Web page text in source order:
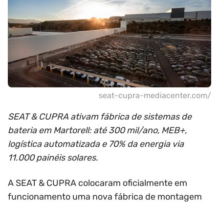
seat-cupra-mediacenter.com/
SEAT & CUPRA ativam fábrica de sistemas de
bateria em Martorell: até 300 mil/ano, MEB+,
logística automatizada e 70% da energia via
11.000 painéis solares.
A SEAT & CUPRA colocaram oficialmente em
funcionamento uma nova fábrica de montagem